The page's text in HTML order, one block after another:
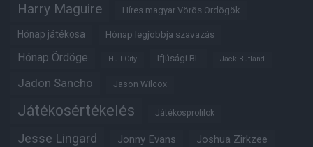
Harry Maguire Híres magyar Vörös Ördögök
Hónap játékosa Hónap legjobbja szavazás
Hónap Ördöge Hull City Ifjúsági BL Jack Butland
Jadon Sancho Jason Wilcox
Játékosértékelés Játékosprofilok
Jesse Lingard Jonny Evans Joshua Zirkzee